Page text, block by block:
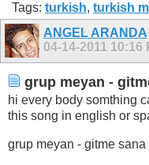
Tags: turkish, turkish
ANGEL ARANDA
04-14-2011 10:16
grup meyan -
hi every body somthing
this song in english or
grup meyan - gitme sana